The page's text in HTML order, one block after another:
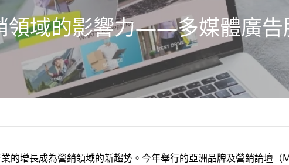
領域的影響力——多媒體廣告
的增長成為營銷領域的新趨勢。今年舉行的亞洲品牌及營銷論壇